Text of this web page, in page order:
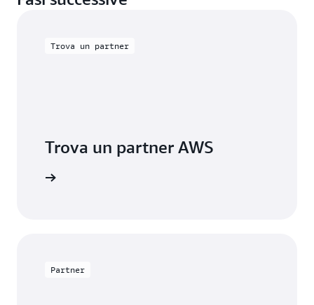
Trova un partner
Trova un partner AWS
Partner